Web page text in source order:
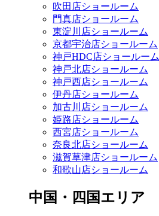
吹田店ショールーム
門真店ショールーム
東淀川店ショールーム
京都宇治店ショールーム
神戸HDC店ショールーム
神戸北店ショールーム
神戸西店ショールーム
伊丹店ショールーム
加古川店ショールーム
姫路店ショールーム
西宮店ショールーム
奈良北店ショールーム
滋賀草津店ショールーム
和歌山店ショールーム
中国・四国エリア